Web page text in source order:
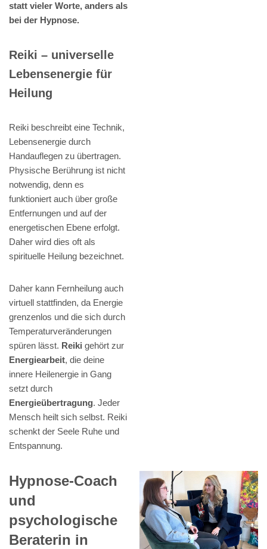
statt vieler Worte, anders als
bei der Hypnose.
Reiki – universelle
Lebensenergie für
Heilung
Reiki beschreibt eine Technik,
Lebensenergie durch
Handauflegen zu übertragen.
Physische Berührung ist nicht
notwendig, denn es
funktioniert auch über große
Entfernungen und auf der
energetischen Ebene erfolgt.
Daher wird dies oft als
spirituelle Heilung bezeichnet.
Daher kann Fernheilung auch
virtuell stattfinden, da Energie
grenzenlos und die sich durch
Temperaturveränderungen
spüren lässt. Reiki gehört zur
Energiearbeit, die deine
innere Heilenergie in Gang
setzt durch
Energieübertragung. Jeder
Mensch heilt sich selbst. Reiki
schenkt der Seele Ruhe und
Entspannung.
Hypnose-Coach
und
psychologische
Beraterin in